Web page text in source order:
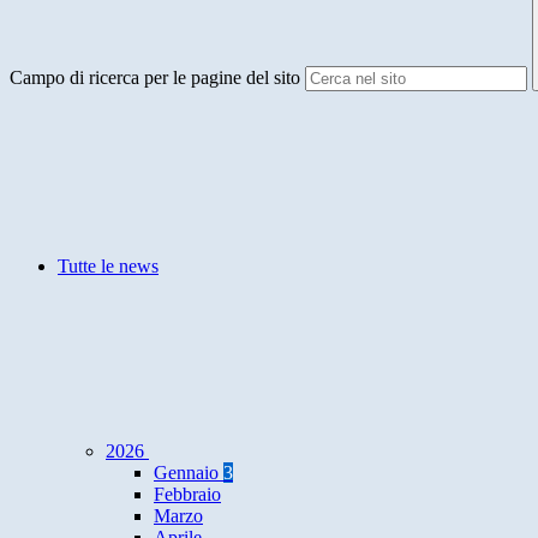
Campo di ricerca per le pagine del sito
Tutte le news
2026
Gennaio 3
Febbraio
Marzo